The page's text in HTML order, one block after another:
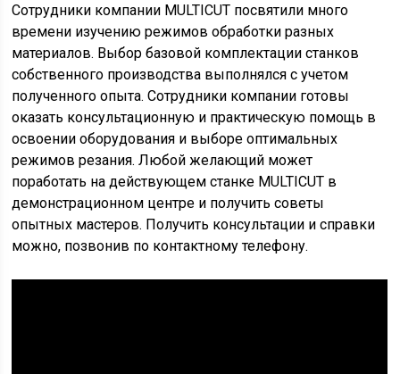
Сотрудники компании MULTICUT посвятили много
времени изучению режимов обработки разных
материалов. Выбор базовой комплектации станков
собственного производства выполнялся с учетом
полученного опыта. Сотрудники компании готовы
оказать консультационную и практическую помощь в
освоении оборудования и выборе оптимальных
режимов резания. Любой желающий может
поработать на действующем станке MULTICUT в
демонстрационном центре и получить советы
опытных мастеров. Получить консультации и справки
можно, позвонив по контактному телефону.